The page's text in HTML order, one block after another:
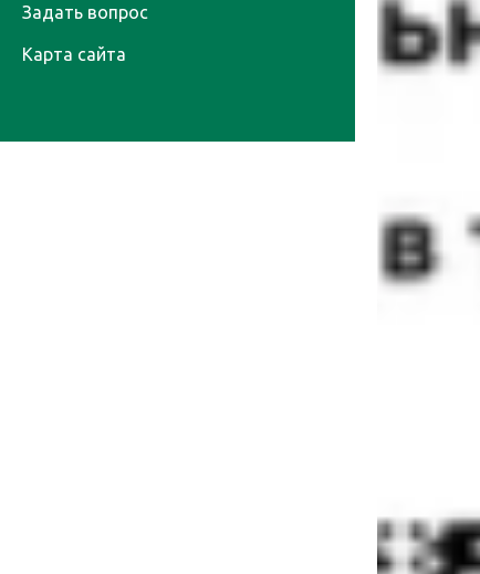
Задать вопрос
Карта сайта